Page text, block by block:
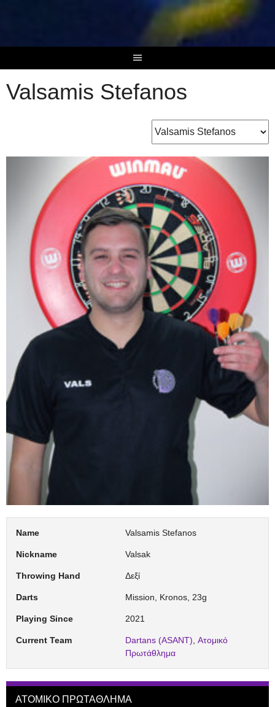
Valsamis Stefanos
Name Valsamis Stefanos
Nickname Valsak
Throwing Hand Δεξί
Darts Mission, Kronos, 23g
Playing Since 2021
Current Team Dartans (ASANT) ,Ατομικό
Πρωτάθλημα
ΑΤΟΜΙΚΟ ΠΡΩΤΑΘΛΗΜΑ